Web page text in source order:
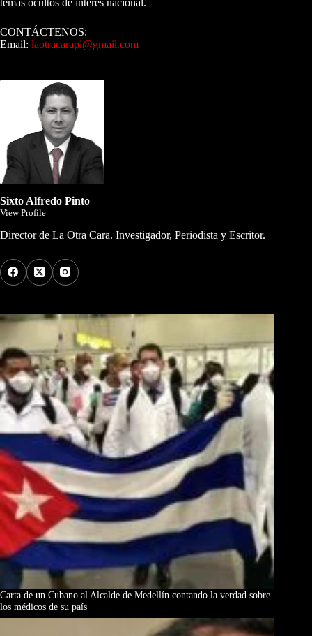
CONTÁCTENOS:
Email: laotracarapi@gmail.com
Sixto Alfredo Pinto
View Profile
Director de La Otra Cara. Investigador, Periodista y Escritor.
Carta de un Cubano al Alcalde de Medellín contando la verdad sobre
los médicos de su país